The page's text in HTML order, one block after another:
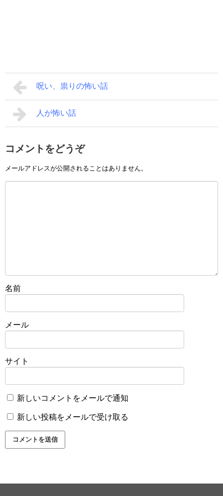
呪い、祟りの怖い話
人が怖い話
コメントをどうぞ
メールアドレスが公開されることはありません。
名前
メール
サイト
新しいコメントをメールで通知
新しい投稿をメールで受け取る